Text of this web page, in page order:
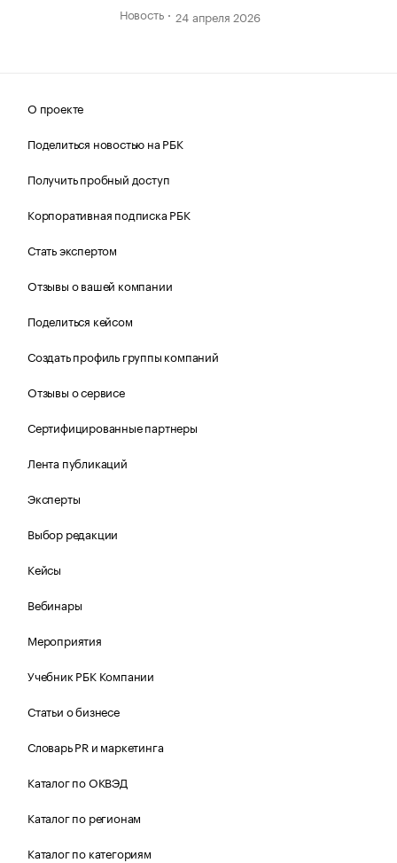
Новость 24 апреля 2026
О проекте
Поделиться новостью на РБК
Получить пробный доступ
Корпоративная подписка РБК
Стать экспертом
Отзывы о вашей компании
Поделиться кейсом
Создать профиль группы компаний
Отзывы о сервисе
Сертифицированные партнеры
Лента публикаций
Эксперты
Выбор редакции
Кейсы
Вебинары
Мероприятия
Учебник РБК Компании
Статьи о бизнесе
Словарь PR и маркетинга
Каталог по ОКВЭД
Каталог по регионам
Каталог по категориям